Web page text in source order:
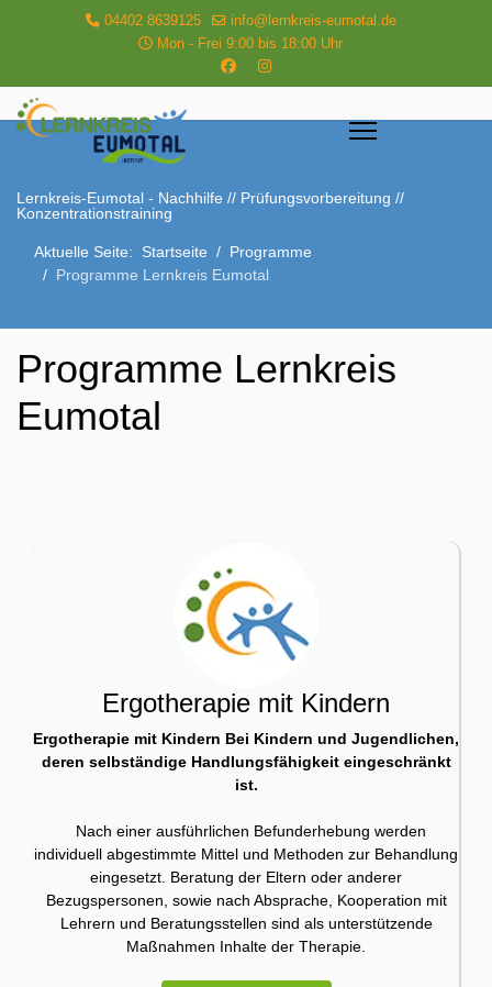
04402 8639125
info@lernkreis-eumotal.de
Mon - Frei 9:00 bis 18:00 Uhr
Programm Kursangebote
Lernkreis-Eumotal - Nachhilfe // Prüfungsvorbereitung //
Konzentrationstraining
Aktuelle Seite: Startseite
Programme
Programme Lernkreis Eumotal
Programme Lernkreis
Eumotal
Ergotherapie mit Kindern
Ergotherapie mit Kindern Bei Kindern und Jugendlichen,
deren selbständige Handlungsfähigkeit eingeschränkt
ist.
Nach einer ausführlichen Befunderhebung werden
individuell abgestimmte Mittel und Methoden zur Behandlung
eingesetzt. Beratung der Eltern oder anderer
Bezugspersonen, sowie nach Absprache, Kooperation mit
Lehrern und Beratungsstellen sind als unterstützende
Maßnahmen Inhalte der Therapie.